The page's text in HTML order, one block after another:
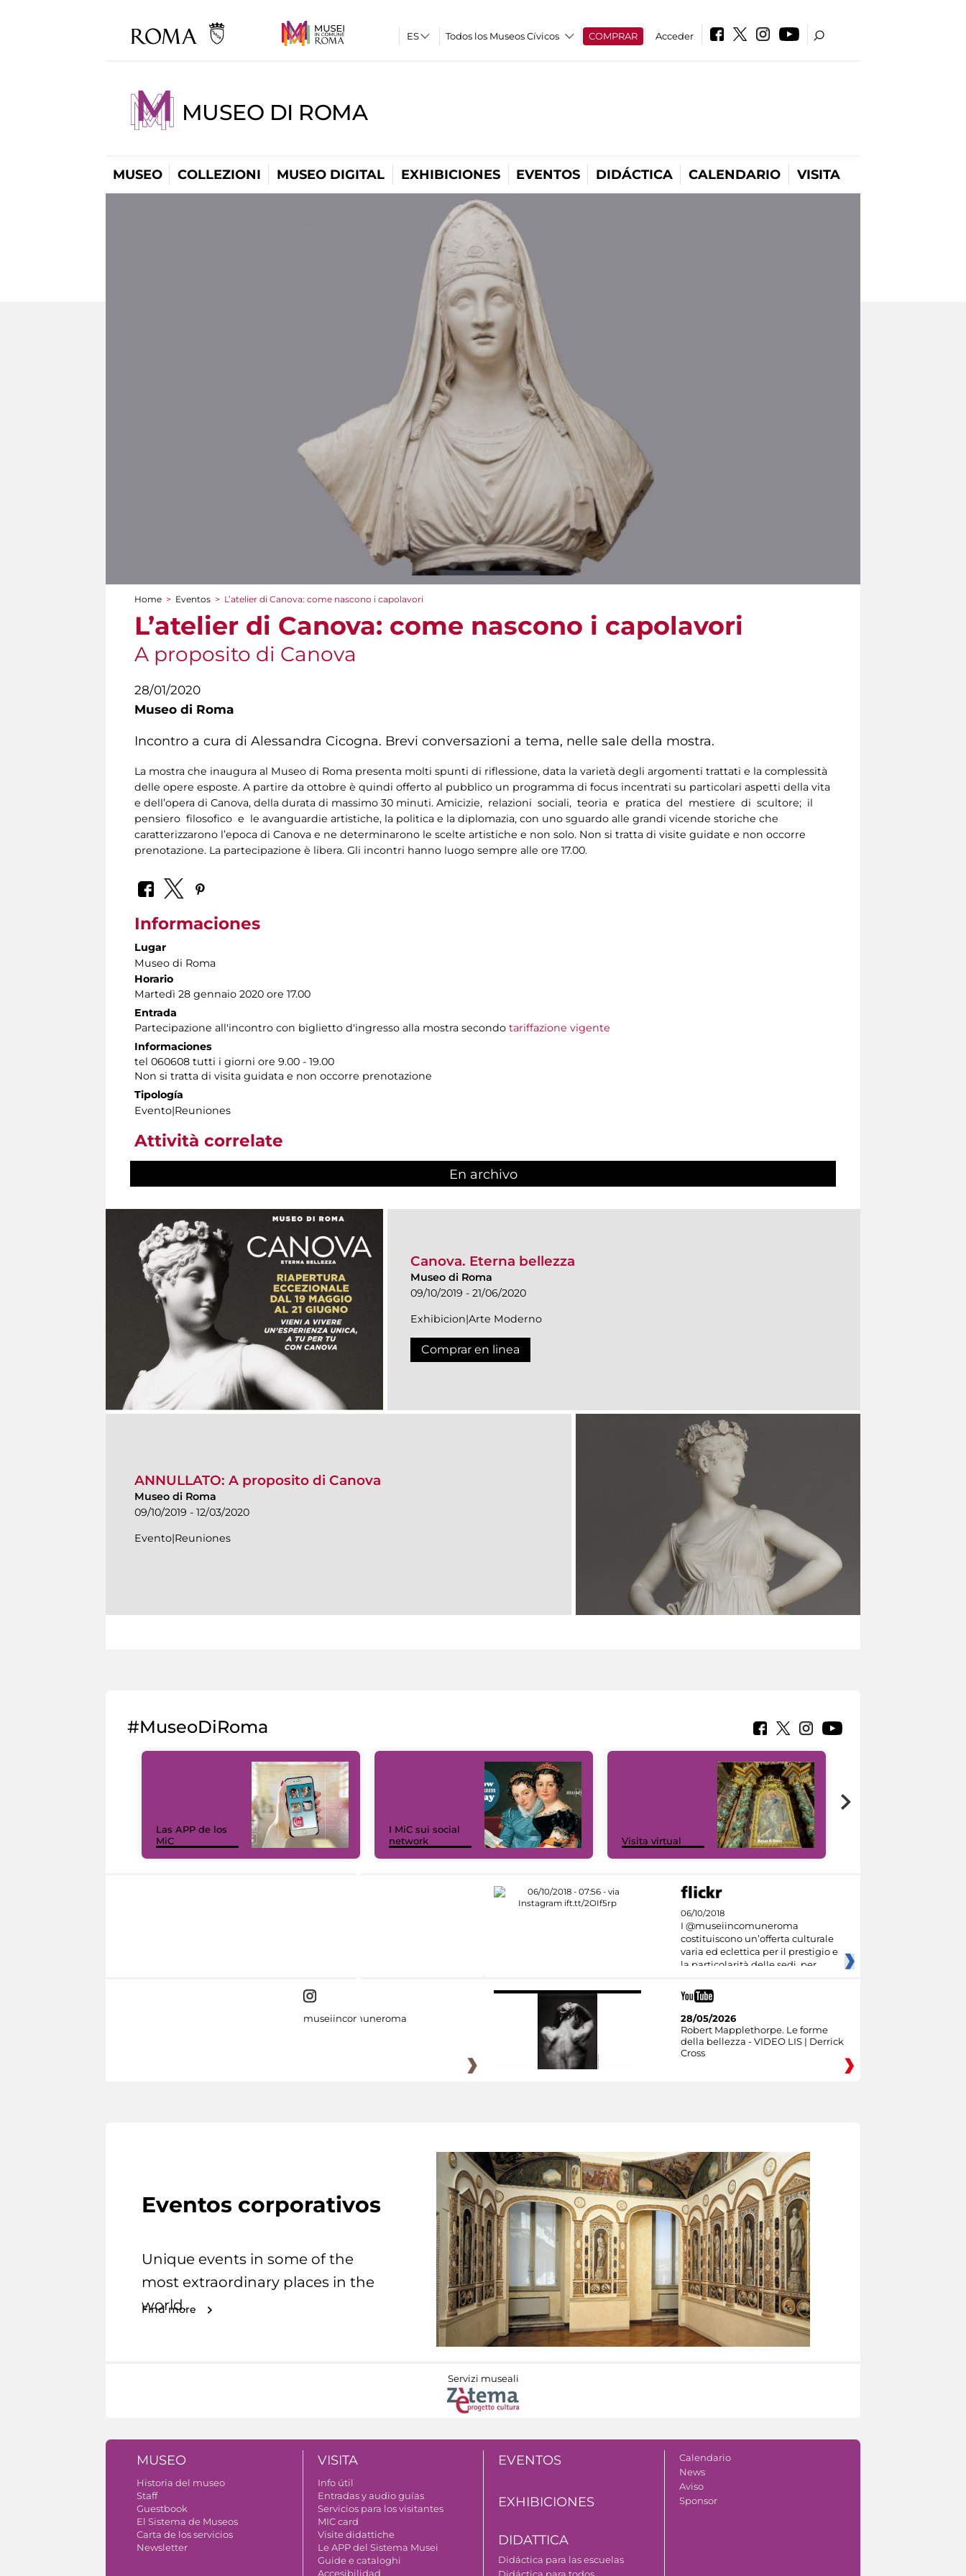
Todos los Museos Cívicos COMPRAR Acceder
MUSEO DI ROMA
MUSEO COLLEZIONI MUSEO DIGITAL EXHIBICIONES EVENTOS DIDÁCTICA CALENDARIO VISITA
You are here
Home > Eventos > L’atelier di Canova: come nascono i capolavori
L’atelier di Canova: come nascono i capolavori
A proposito di Canova
28/01/2020
Museo di Roma
Incontro a cura di Alessandra Cicogna. Brevi conversazioni a tema, nelle sale della mostra.
La mostra che inaugura al Museo di Roma presenta molti spunti di riflessione, data la varietà degli argomenti trattati e la complessità
delle opere esposte. A partire da ottobre è quindi offerto al pubblico un programma di focus incentrati su particolari aspetti della vita
e dell’opera di Canova, della durata di massimo 30 minuti. Amicizie, relazioni sociali, teoria e pratica del mestiere di scultore; il
pensiero filosofico e le avanguardie artistiche, la politica e la diplomazia, con uno sguardo alle grandi vicende storiche che
caratterizzarono l’epoca di Canova e ne determinarono le scelte artistiche e non solo. Non si tratta di visite guidate e non occorre
prenotazione. La partecipazione è libera. Gli incontri hanno luogo sempre alle ore 17.00.
Informaciones
Lugar
Museo di Roma
Horario
Martedì 28 gennaio 2020 ore 17.00
Entrada
Partecipazione all'incontro con biglietto d'ingresso alla mostra secondo tariffazione vigente
Informaciones
tel 060608 tutti i giorni ore 9.00 - 19.00
Non si tratta di visita guidata e non occorre prenotazione
Tipología
Evento|Reuniones
Attività correlate
En archivo
Canova. Eterna bellezza
Museo di Roma
09/10/2019 - 21/06/2020
Exhibicion|Arte Moderno
Comprar en linea
ANNULLATO: A proposito di Canova
Museo di Roma
09/10/2019 - 12/03/2020
Evento|Reuniones
#MuseoDiRoma
Las APP de los
MiC
I MiC sui social
network
Visita virtual
06/10/2018
I @museiincomuneroma
costituiscono un’offerta culturale
varia ed eclettica per il prestigio e
la particolarità delle sedi, per
museiincomuneroma
28/05/2026
Robert Mapplethorpe. Le forme
della bellezza - VIDEO LIS | Derrick
Cross
Eventos corporativos
Unique events in some of the
most extraordinary places in the
world.
Find more
Servizi museali
MUSEO
Historia del museo
Staff
Guestbook
El Sistema de Museos
Carta de los servicios
Newsletter
VISITA
Info útil
Entradas y audio guías
Servicios para los visitantes
MIC card
Visite didattiche
Le APP del Sistema Musei
Guide e cataloghi
Accesibilidad
EVENTOS
EXHIBICIONES
DIDATTICA
Didáctica para las escuelas
Calendario
News
Aviso
Sponsor